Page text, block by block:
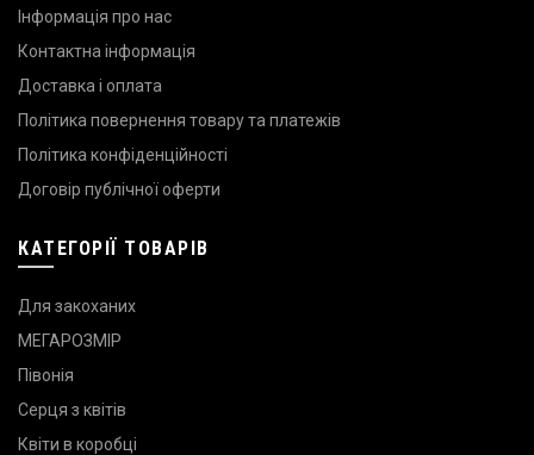
Інформація про нас
Контактна інформація
Доставка і оплата
Політика повернення товару та платежів
Політика конфіденційності
Договір публічної оферти
КАТЕГОРІЇ ТОВАРІВ
Для закоханих
МЕГАРОЗМІР
Півонія
Серця з квітів
Квіти в коробці